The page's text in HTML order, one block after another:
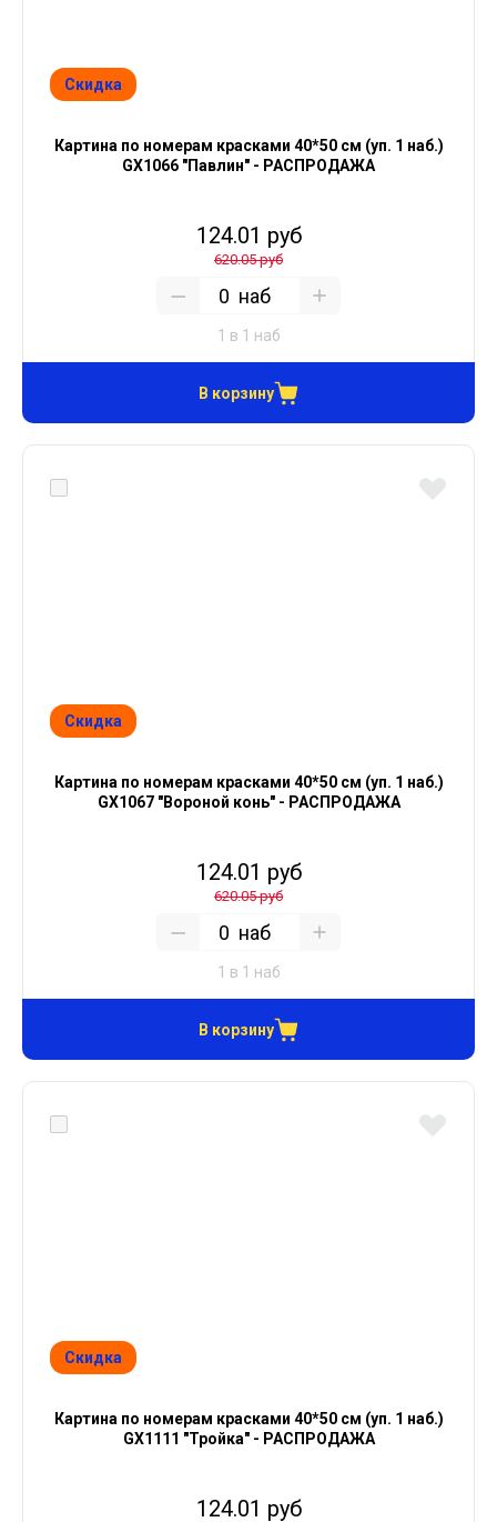
Скидка
Картина по номерам красками 40*50 см (уп. 1 наб.)
GX1066 "Павлин" - РАСПРОДАЖА
124.01 руб
620.05 руб
наб
1 в 1 наб
В корзину
Скидка
Картина по номерам красками 40*50 см (уп. 1 наб.)
GX1067 "Вороной конь" - РАСПРОДАЖА
124.01 руб
620.05 руб
наб
1 в 1 наб
В корзину
Скидка
Картина по номерам красками 40*50 см (уп. 1 наб.)
GX1111 "Тройка" - РАСПРОДАЖА
124.01 руб